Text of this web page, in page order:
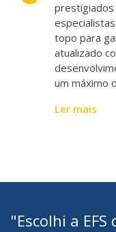
topo para
atualizado
um máximo
Ler mais
"Escolhi a